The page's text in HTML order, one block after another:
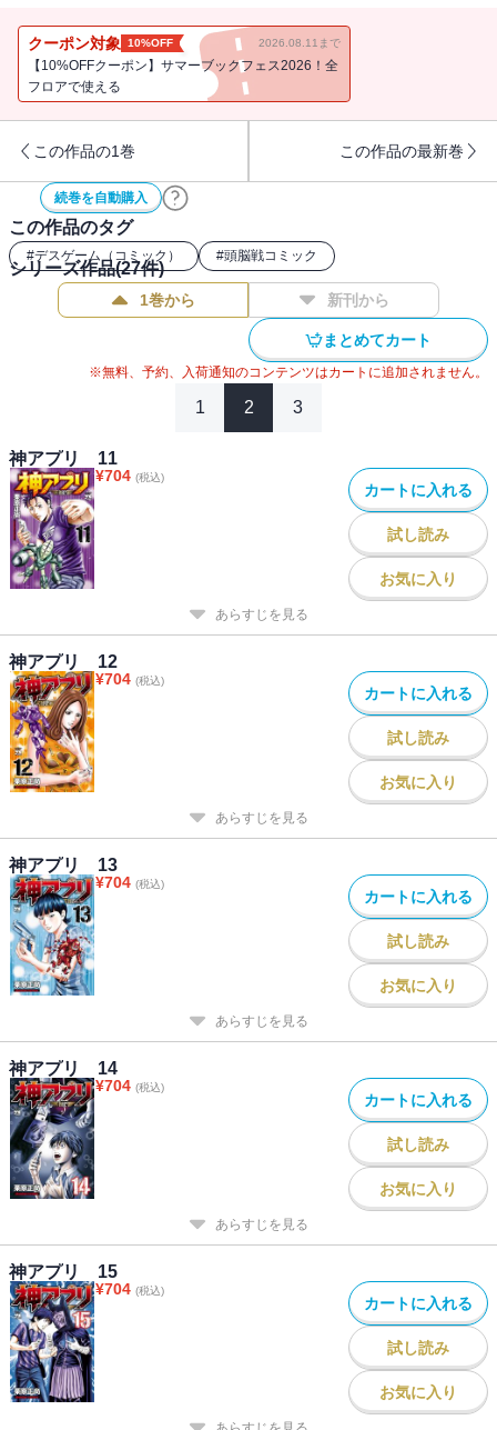
クーポン対象 10%OFF 2026.08.11まで
【10%OFFクーポン】サマーブックフェス2026！全
フロアで使える
この作品の1巻 この作品の最新巻
続巻を自動購入
この作品のタグ
#デスゲーム（コミック） #頭脳戦コミック
シリーズ作品(27件)
1巻から 新刊から
まとめてカート
※無料、予約、入荷通知のコンテンツはカートに追加されません。
1 2 3
神アプリ 11
¥704 (税込)
カートに入れる
試し読み
お気に入り
あらすじを見る
神アプリ 12
¥704 (税込)
カートに入れる
試し読み
お気に入り
あらすじを見る
神アプリ 13
¥704 (税込)
カートに入れる
試し読み
お気に入り
あらすじを見る
神アプリ 14
¥704 (税込)
カートに入れる
試し読み
お気に入り
あらすじを見る
神アプリ 15
¥704 (税込)
カートに入れる
試し読み
お気に入り